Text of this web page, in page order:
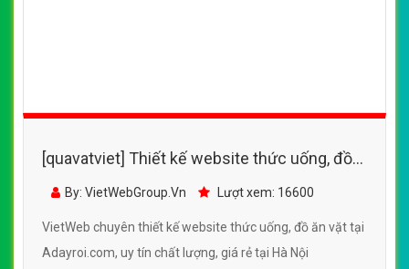
[quavatviet] Thiết kế website thức uống, đồ
ăn vặt tại Adayroi.com
By: VietWebGroup.Vn Lượt xem: 16600
VietWeb chuyên thiết kế website thức uống, đồ ăn vặt tại
Adayroi.com, uy tín chất lượng, giá rẻ tại Hà Nội